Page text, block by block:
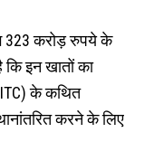
323 करोड़ रुपये के
इन खातों का
के कथित
करने के लिए